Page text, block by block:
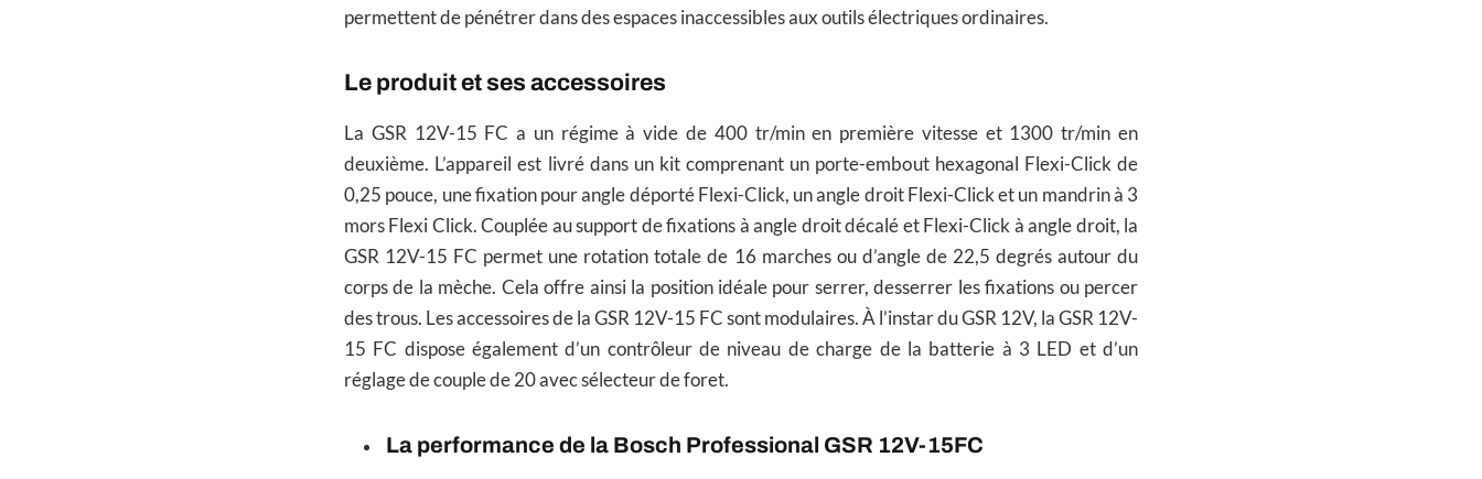
permettent de pénétrer dans des espaces inaccessibles aux outils électriques ordinaires.
Le produit et ses accessoires
La GSR 12V-15 FC a un régime à vide de 400 tr/min en première vitesse et 1300 tr/min en
deuxième. L’appareil est livré dans un kit comprenant un porte-embout hexagonal Flexi-Click de
0,25 pouce, une fixation pour angle déporté Flexi-Click, un angle droit Flexi-Click et un mandrin à 3
mors Flexi Click. Couplée au support de fixations à angle droit décalé et Flexi-Click à angle droit, la
GSR 12V-15 FC permet une rotation totale de 16 marches ou d’angle de 22,5 degrés autour du
corps de la mèche. Cela offre ainsi la position idéale pour serrer, desserrer les fixations ou percer
des trous. Les accessoires de la GSR 12V-15 FC sont modulaires. À l’instar du GSR 12V, la GSR 12V-
15 FC dispose également d’un contrôleur de niveau de charge de la batterie à 3 LED et d’un
réglage de couple de 20 avec sélecteur de foret.
La performance de la Bosch Professional GSR 12V-15FC